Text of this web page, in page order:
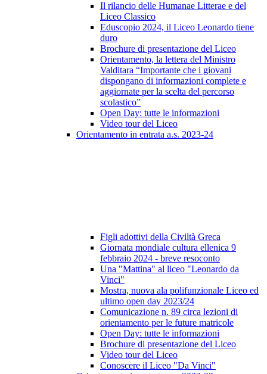
Il rilancio delle Humanae Litterae e del
Liceo Classico
Eduscopio 2024, il Liceo Leonardo tiene
duro
Brochure di presentazione del Liceo
Orientamento, la lettera del Ministro
Valditara “Importante che i giovani
dispongano di informazioni complete e
aggiornate per la scelta del percorso
scolastico”
Open Day: tutte le informazioni
Video tour del Liceo
Orientamento in entrata a.s. 2023-24
Figli adottivi della Civiltà Greca
Giornata mondiale cultura ellenica 9
febbraio 2024 - breve resoconto
Una "Mattina" al liceo "Leonardo da
Vinci"
Mostra, nuova ala polifunzionale Liceo ed
ultimo open day 2023/24
Comunicazione n. 89 circa lezioni di
orientamento per le future matricole
Open Day: tutte le informazioni
Brochure di presentazione del Liceo
Video tour del Liceo
Conoscere il Liceo "Da Vinci"